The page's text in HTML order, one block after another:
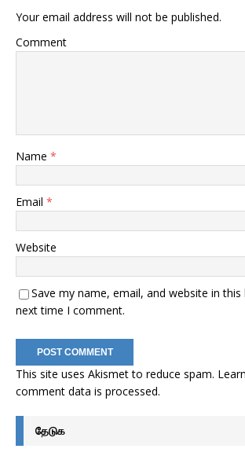
Your email address will not be published.
Comment
Name *
Email *
Website
Save my name, email, and website in
next time I comment.
This site uses Akismet to reduce spam.
comment data is processed.
தேடுக